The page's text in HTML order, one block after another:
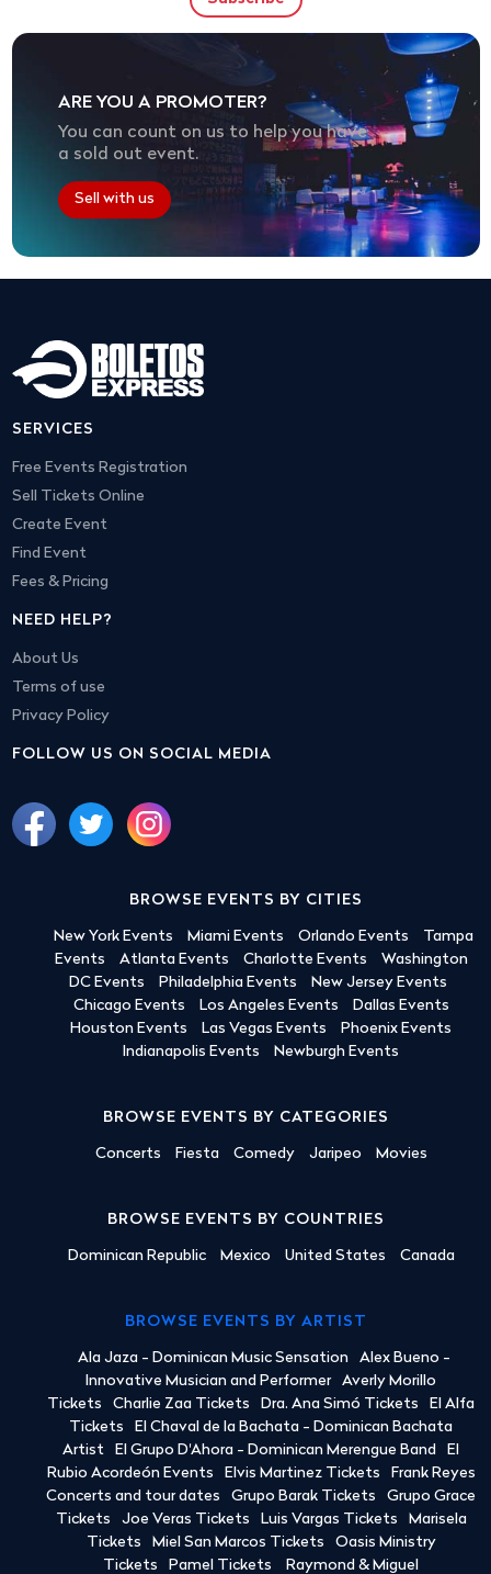
ARE YOU A PROMOTER?
You can count on us to help you have
a sold out event.
Sell with us
SERVICES
Free Events Registration
Sell Tickets Online
Create Event
Find Event
Fees & Pricing
NEED HELP?
About Us
Terms of use
Privacy Policy
FOLLOW US ON SOCIAL MEDIA
BROWSE EVENTS BY CITIES
New York Events Miami Events Orlando Events
Tampa
Events
Atlanta Events Charlotte Events
Washington
DC Events
Philadelphia Events
New Jersey Events
Chicago Events
Los Angeles Events
Dallas Events
Houston Events
Las Vegas Events
Phoenix Events
Indianapolis Events
Newburgh Events
BROWSE EVENTS BY CATEGORIES
Concerts Fiesta Comedy Jaripeo Movies
BROWSE EVENTS BY COUNTRIES
Dominican Republic Mexico United States Canada
BROWSE EVENTS BY ARTIST
Ala Jaza - Dominican Music Sensation
Alex Bueno -
Innovative Musician and Performer
Averly Morillo
Tickets
Charlie Zaa Tickets Dra. Ana Simó Tickets
El Alfa
Tickets
El Chaval de la Bachata - Dominican Bachata
Artist
El Grupo D'Ahora - Dominican Merengue Band
El
Rubio Acordeón Events
Elvis Martinez Tickets
Frank Reyes
Concerts and tour dates
Grupo Barak Tickets
Grupo Grace
Tickets
Joe Veras Tickets Luis Vargas Tickets
Marisela
Tickets
Miel San Marcos Tickets
Oasis Ministry
Tickets
Pamel Tickets Raymond & Miguel